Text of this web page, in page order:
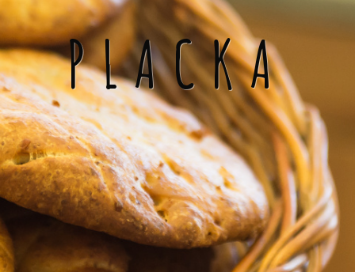
PLACKA